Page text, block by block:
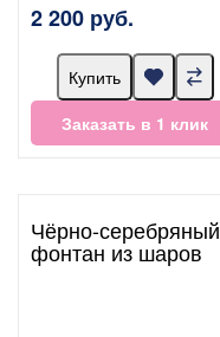
2 200 руб.
Купить
Заказать в 1 клик
Чёрно-серебряный
фонтан из шаров